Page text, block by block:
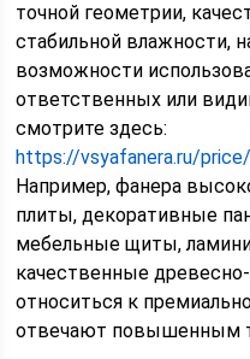
точной геометрии,
стабильной влажности,
возможности
ответственных или
смотрите здесь:
https://vsyafanera.ru/
Например, фанера
плиты, декоративные
мебельные щиты,
качественные
относиться к
отвечают повышенным